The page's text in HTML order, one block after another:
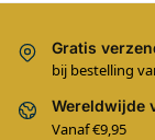
Gratis
bij bestelling
Wereldwijde
Vanaf €9,95